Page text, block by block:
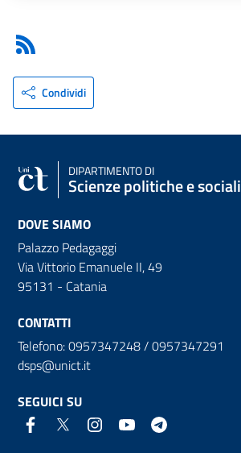
Condividi
DIPARTIMENTO DI
Scienze politiche e sociali
DOVE SIAMO
Palazzo Pedagaggi
Via Vittorio Emanuele II, 49
95131 - Catania
CONTATTI
Telefono: 0957347248 / 0957347291
dsps@unict.it
SEGUICI SU